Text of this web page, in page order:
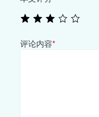
评论内容*